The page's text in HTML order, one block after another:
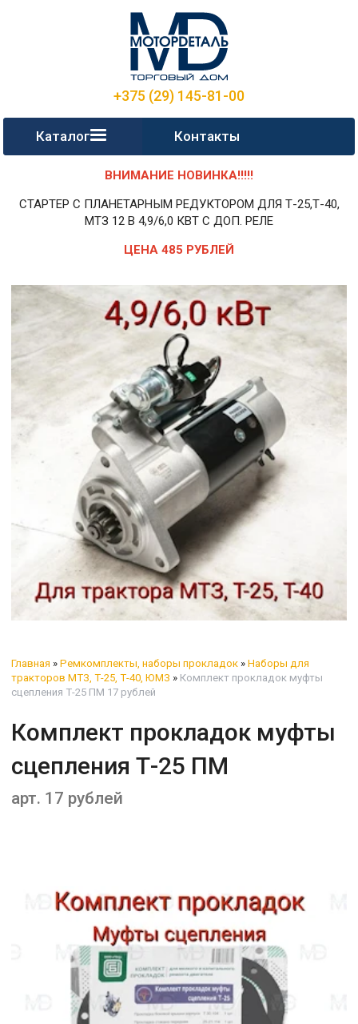
+375 (29) 145-81-00
Каталог Контакты
ВНИМАНИЕ НОВИНКА!!!!!
СТАРТЕР С ПЛАНЕТАРНЫМ РЕДУКТОРОМ ДЛЯ Т-25,Т-40,
МТЗ 12 В 4,9/6,0 КВТ С ДОП. РЕЛЕ
ЦЕНА 485 РУБЛЕЙ
Главная » Ремкомплекты, наборы прокладок » Наборы для
тракторов МТЗ, Т-25, Т-40, ЮМЗ » Комплект прокладок муфты
сцепления Т-25 ПМ 17 рублей
Комплект прокладок муфты
сцепления Т-25 ПМ
арт. 17 рублей